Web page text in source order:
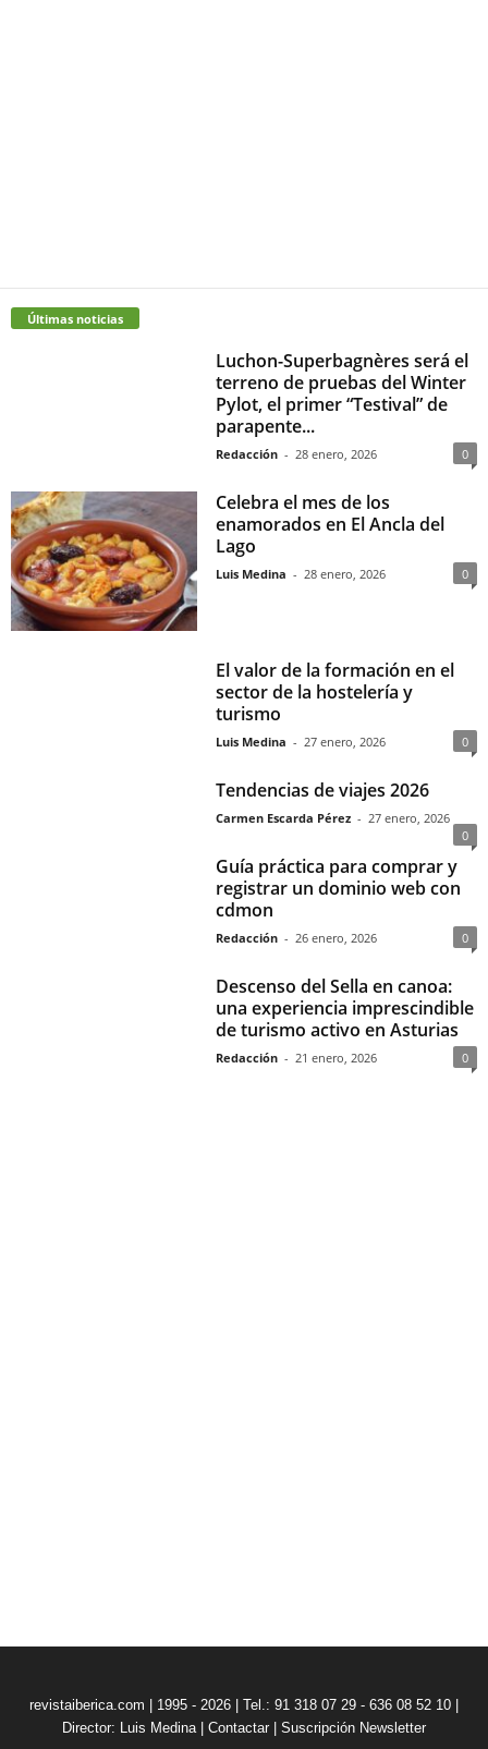
Últimas noticias
Luchon-Superbagnères será el
terreno de pruebas del Winter
Pylot, el primer “Testival” de
parapente...
Redacción - 28 enero, 2026 0
Celebra el mes de los
enamorados en El Ancla del
Lago
Luis Medina - 28 enero, 2026 0
El valor de la formación en el
sector de la hostelería y
turismo
Luis Medina - 27 enero, 2026 0
Tendencias de viajes 2026
Carmen Escarda Pérez - 27 enero, 2026
0
Guía práctica para comprar y
registrar un dominio web con
cdmon
Redacción - 26 enero, 2026 0
Descenso del Sella en canoa:
una experiencia imprescindible
de turismo activo en Asturias
Redacción - 21 enero, 2026 0
revistaiberica.com | 1995 - 2026 | Tel.: 91 318 07 29 - 636 08 52 10 |
Director: Luis Medina
Contactar Suscripción Newsletter